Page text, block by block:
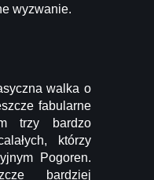
wyzwanie.
walka o
fabularne
trzy bardzo
którzy
Pogoren.
bardziej